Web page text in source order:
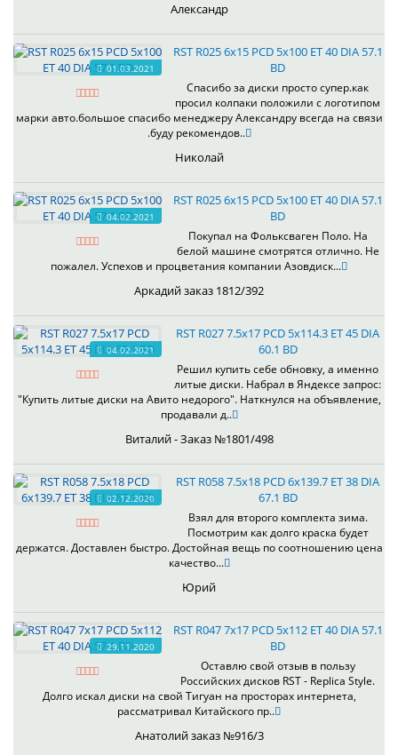
Александр
01.03.2021
RST R025 6x15 PCD 5x100 ET 40 DIA 57.1
BD
Спасибо за диски просто супер.как
просил колпаки положили с логотипом
марки авто.большое спасибо менеджеру Александру всегда на связи
.буду рекомендов..
Николай
04.02.2021
RST R025 6x15 PCD 5x100 ET 40 DIA 57.1
BD
Покупал на Фольксваген Поло. На
белой машине смотрятся отлично. Не
пожалел. Успехов и процветания компании Азовдиск...
Аркадий заказ 1812/392
04.02.2021
RST R027 7.5x17 PCD 5x114.3 ET 45 DIA
60.1 BD
Решил купить себе обновку, а именно
литые диски. Набрал в Яндексе запрос:
"Купить литые диски на Авито недорого". Наткнулся на объявление,
продавали д..
Виталий - Заказ №1801/498
02.12.2020
RST R058 7.5x18 PCD 6x139.7 ET 38 DIA
67.1 BD
Взял для второго комплекта зима.
Посмотрим как долго краска будет
держатся. Доставлен быстро. Достойная вещь по соотношению цена
качество...
Юрий
29.11.2020
RST R047 7x17 PCD 5x112 ET 40 DIA 57.1
BD
Оставлю свой отзыв в пользу
Российских дисков RST - Replica Style.
Долго искал диски на свой Тигуан на просторах интернета,
рассматривал Китайского пр..
Анатолий заказ №916/3